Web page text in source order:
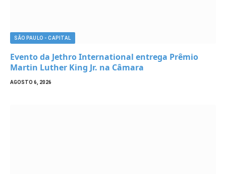
SÃO PAULO - CAPITAL
Evento da Jethro International entrega Prêmio
Martin Luther King Jr. na Câmara
AGOSTO 6, 2026